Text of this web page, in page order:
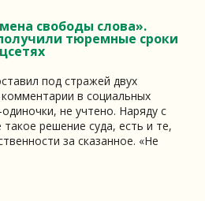
свободы слова».
тюремные сроки
под стражей двух
в социальных
не учтено. Наряду с
решение суда, есть и те,
за сказанное. «Не